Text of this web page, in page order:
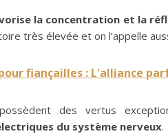
la concentration et la
très élevée et on l’appelle
fiançailles : L'alliance
des vertus
du système nerveux.